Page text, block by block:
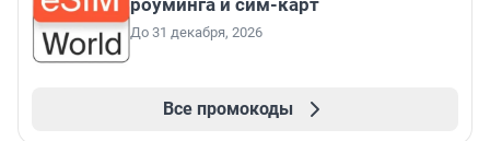
роуминга и сим-карт
До 31 декабря, 2026
Все промокоды